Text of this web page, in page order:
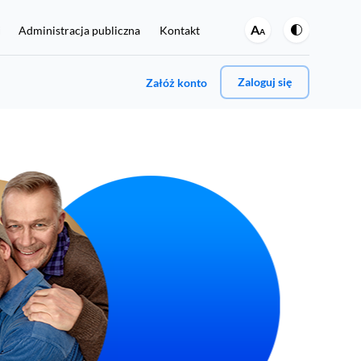
Administracja publiczna Kontakt AA
Załóż konto Zaloguj się
może jedno i drugie?
chcesz regularnie sprawdzać swoje dane w BIK oraz
ochronę przed wyłudzeniami, kliknij tutaj:
Rejestracja i zakup Pakietu BIK 129 zł
PESEL.